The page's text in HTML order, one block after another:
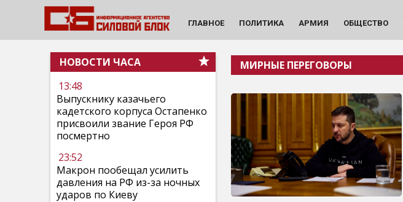
ГЛАВНОЕ ПОЛИТИКА АРМИЯ ОБЩЕСТВО
НОВОСТИ ЧАСА
13:48
Выпускнику казачьего
кадетского корпуса Остапенко
присвоили звание Героя РФ
посмертно
23:52
Макрон пообещал усилить
давления на РФ из-за ночных
ударов по Киеву
МИРНЫЕ ПЕРЕГОВОРЫ